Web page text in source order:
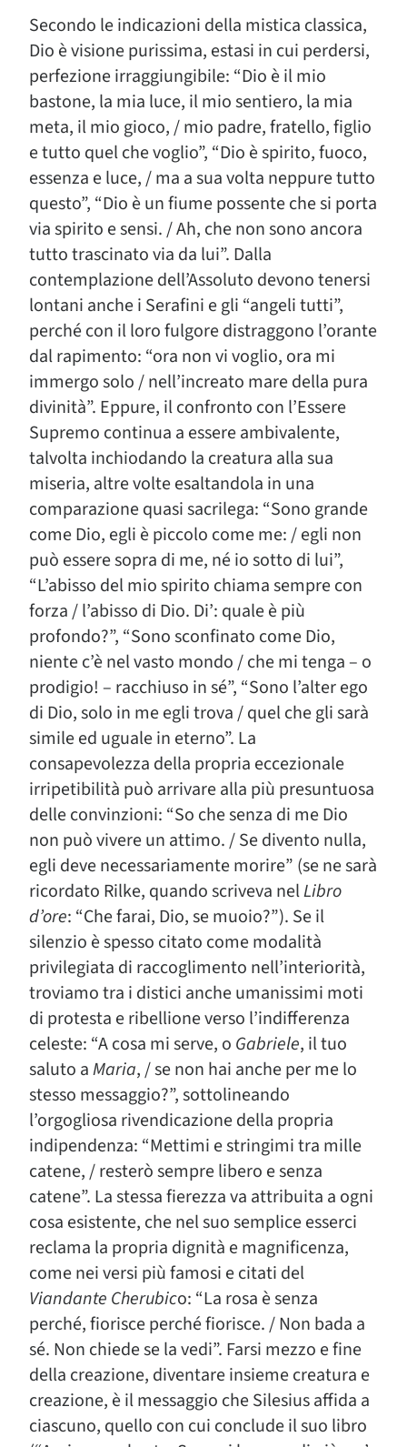
Secondo le indicazioni della mistica classica,
Dio è visione purissima, estasi in cui perdersi,
perfezione irraggiungibile: “Dio è il mio
bastone, la mia luce, il mio sentiero, la mia
meta, il mio gioco, / mio padre, fratello, figlio
e tutto quel che voglio”, “Dio è spirito, fuoco,
essenza e luce, / ma a sua volta neppure tutto
questo”, “Dio è un fiume possente che si porta
via spirito e sensi. / Ah, che non sono ancora
tutto trascinato via da lui”. Dalla
contemplazione dell’Assoluto devono tenersi
lontani anche i Serafini e gli “angeli tutti”,
perché con il loro fulgore distraggono l’orante
dal rapimento: “ora non vi voglio, ora mi
immergo solo / nell’increato mare della pura
divinità”. Eppure, il confronto con l’Essere
Supremo continua a essere ambivalente,
talvolta inchiodando la creatura alla sua
miseria, altre volte esaltandola in una
comparazione quasi sacrilega: “Sono grande
come Dio, egli è piccolo come me: / egli non
può essere sopra di me, né io sotto di lui”,
“L’abisso del mio spirito chiama sempre con
forza / l’abisso di Dio. Di’: quale è più
profondo?”, “Sono sconfinato come Dio,
niente c’è nel vasto mondo / che mi tenga – o
prodigio! – racchiuso in sé”, “Sono l’alter ego
di Dio, solo in me egli trova / quel che gli sarà
simile ed uguale in eterno”. La
consapevolezza della propria eccezionale
irripetibilità può arrivare alla più presuntuosa
delle convinzioni: “So che senza di me Dio
non può vivere un attimo. / Se divento nulla,
egli deve necessariamente morire” (se ne sarà
ricordato Rilke, quando scriveva nelLibro
d’ore: “Che farai, Dio, se muoio?”). Se il
silenzio è spesso citato come modalità
privilegiata di raccoglimento nell’interiorità,
troviamo tra i distici anche umanissimi moti
di protesta e ribellione verso l’indifferenza
celeste: “A cosa mi serve, o Gabriele, il tuo
saluto aMaria, / se non hai anche per me lo
stesso messaggio?”, sottolineando
l’orgogliosa rivendicazione della propria
indipendenza: “Mettimi e stringimi tra mille
catene, / resterò sempre libero e senza
catene”. La stessa fierezza va attribuita a ogni
cosa esistente, che nel suo semplice esserci
reclama la propria dignità e magnificenza,
come nei versi più famosi e citati del
Viandante Cherubico: “La rosa è senza
perché, fiorisce perché fiorisce. / Non bada a
sé. Non chiede se la vedi”. Farsi mezzo e fine
della creazione, diventare insieme creatura e
creazione, è il messaggio che Silesius affida a
ciascuno, quello con cui conclude il suo libro